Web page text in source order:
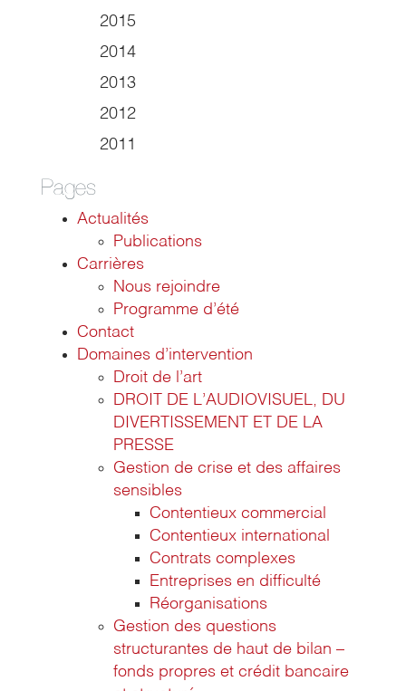
2015
2014
2013
2012
2011
Pages
Actualités
Publications
Carrières
Nous rejoindre
Programme d’été
Contact
Domaines d’intervention
Droit de l’art
DROIT DE L’AUDIOVISUEL, DU
DIVERTISSEMENT ET DE LA
PRESSE
Gestion de crise et des affaires
sensibles
Contentieux commercial
Contentieux international
Contrats complexes
Entreprises en difficulté
Réorganisations
Gestion des questions
structurantes de haut de bilan –
fonds propres et crédit bancaire